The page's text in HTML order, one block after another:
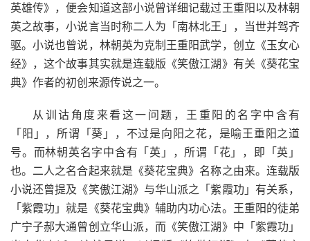
英雄传》，便会知道这部小说曾详细记载过王重阳以及林朝
英之故事，小说言当时称二人为「南林北王」，当世并驾齐
驱。小说也曾说，林朝英为克制王重阳武学，创立《玉女心
经》，这个故事其实就是连载版《笑傲江湖》有关《葵花宝
典》作者的初创来源传说之一。
从训诂角度来看这一问题，王重阳的名字中含有
「阳」，所谓「葵」，不过是向阳之花，是喻王重阳之道
号。而林朝英名字中含有「英」，所谓「花」，即「英」
也。二人之名合起来就是《葵花宝典》名称之由来。连载版
小说还曾提及《笑傲江湖》与华山派之「紫霞功」有关系，
「紫霞功」就是《葵花宝典》辅助内功心法。王重阳的徒弟
广宁子郝大通曾创立华山派，而《笑傲江湖》中「紫霞功」